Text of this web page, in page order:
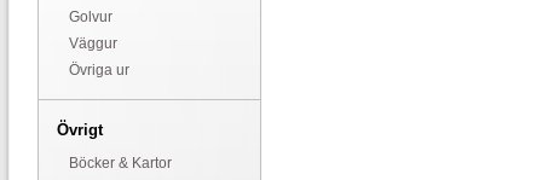
Golvur
Väggur
Övriga ur
Övrigt
Böcker & Kartor